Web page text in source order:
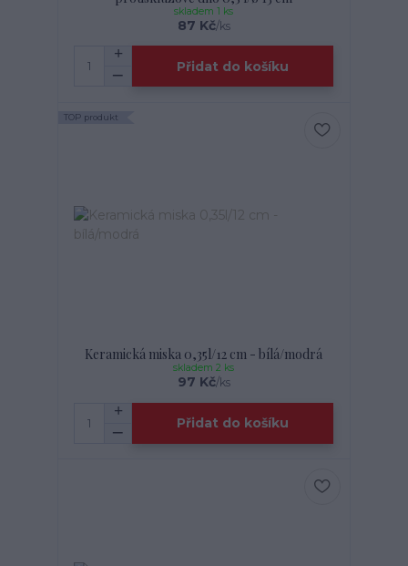
87 Kč/ks
skladem 1 ks
Přidat do košíku
TOP produkt
Keramická miska 0,35l/12 cm - bílá/modrá
97 Kč/ks
skladem 2 ks
Přidat do košíku